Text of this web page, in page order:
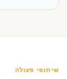
שיתופי פעולה